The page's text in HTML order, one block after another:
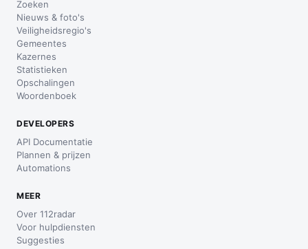
Zoeken
Nieuws & foto's
Veiligheidsregio's
Gemeentes
Kazernes
Statistieken
Opschalingen
Woordenboek
DEVELOPERS
API Documentatie
Plannen & prijzen
Automations
MEER
Over 112radar
Voor hulpdiensten
Suggesties